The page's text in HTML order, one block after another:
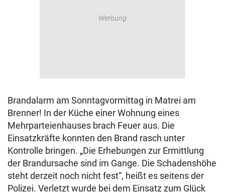
Brandalarm am Sonntagvormittag in Matrei am
Brenner! In der Küche einer Wohnung eines
Mehrparteienhauses brach Feuer aus. Die
Einsatzkräfte konnten den Brand rasch unter
Kontrolle bringen. „Die Erhebungen zur Ermittlung
der Brandursache sind im Gange. Die Schadenshöhe
steht derzeit noch nicht fest“, heißt es seitens der
Polizei. Verletzt wurde bei dem Einsatz zum Glück